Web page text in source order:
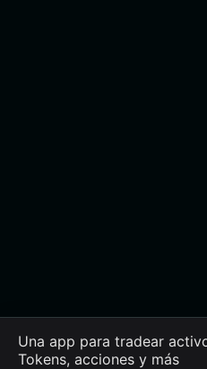
Una app para tradear
Tokens, acciones y más